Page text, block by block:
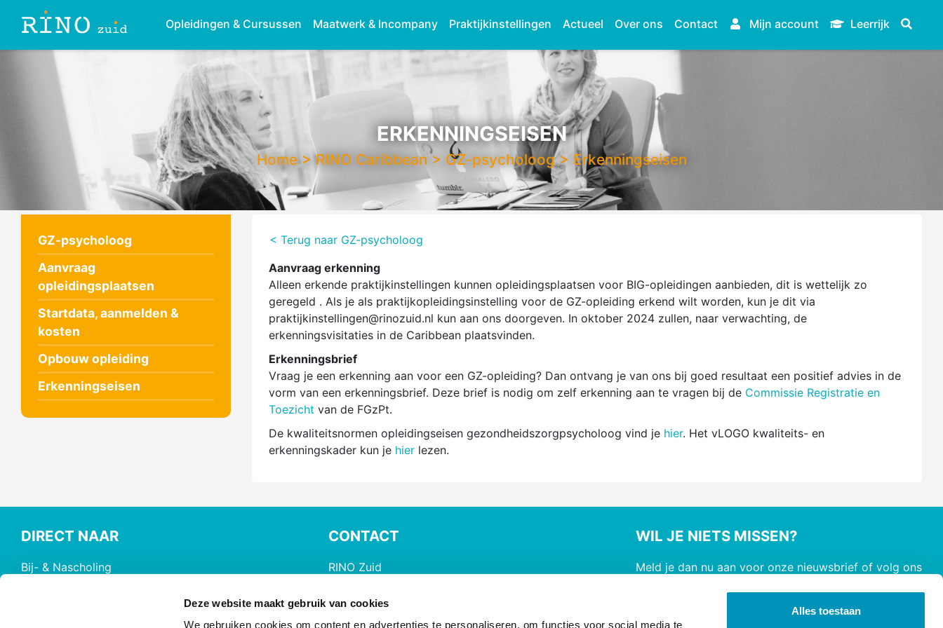
Deze website maakt gebruik van cookies
We gebruiken cookies om content en advertenties te personaliseren, om functies voor social media te
Alles toestaan
Opleidingen & Cursussen Maatwerk & Incompany Praktijkinstellingen Actueel Over ons Contact Mijn account Leerrijk
ERKENNINGSEISEN
Home>RINO Caribbean > GZ-psycholoog> Erkenningseisen
GZ-psycholoog
Aanvraag
opleidingsplaatsen
Startdata, aanmelden &
kosten
Opbouw opleiding
Erkenningseisen
< Terug naar GZ-psycholoog
Aanvraag erkenning
Alleen erkende praktijkinstellingen kunnen opleidingsplaatsen voor BIG-opleidingen aanbieden, dit is wettelijk zo
geregeld . Als je als praktijkopleidingsinstelling voor de GZ-opleiding erkend wilt worden, kun je dit via
praktijkinstellingen@rinozuid.nl kun aan ons doorgeven. In oktober 2024 zullen, naar verwachting, de
erkenningsvisitaties in de Caribbean plaatsvinden.
Erkenningsbrief
Vraag je een erkenning aan voor een GZ-opleiding? Dan ontvang je van ons bij goed resultaat een positief advies in de
vorm van een erkenningsbrief. Deze brief is nodig om zelf erkenning aan te vragen bij de Commissie Registratie en
Toezicht van de FGzPt.
De kwaliteitsnormen opleidingseisen gezondheidszorgpsycholoog vind je hier. Het vLOGO kwaliteits- en
erkenningskader kun je hierlezen.
DIRECT NAAR
Bij- & Nascholing
CONTACT
RINO Zuid
085 - 890 2200
WIL JE NIETS MISSEN?
Meld je dan nu aan voor onze nieuwsbrief of volg ons